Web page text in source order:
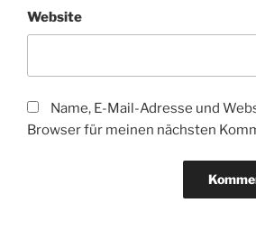
Website
Name, E-Mail-Adresse und
Browser für meinen nächsten